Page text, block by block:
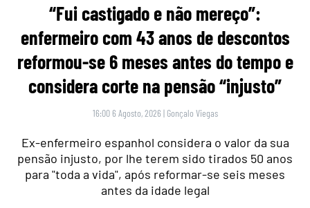
“Fui castigado e não mereço”:
enfermeiro com 43 anos de descontos
reformou-se 6 meses antes do tempo e
considera corte na pensão “injusto”
16:00 6 Agosto, 2026 | Gonçalo Viegas
Ex-enfermeiro espanhol considera o valor da sua
pensão injusto, por lhe terem sido tirados 50 anos
para "toda a vida", após reformar-se seis meses
antes da idade legal